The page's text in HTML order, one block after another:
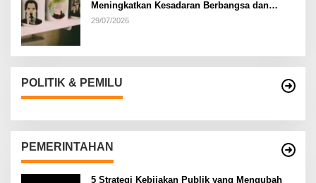
Meningkatkan Kesadaran Berbangsa dan
Bernegara di…
29/07/2026
POLITIK & PEMILU
PEMERINTAHAN
5 Strategi Kebijakan Publik yang Mengubah